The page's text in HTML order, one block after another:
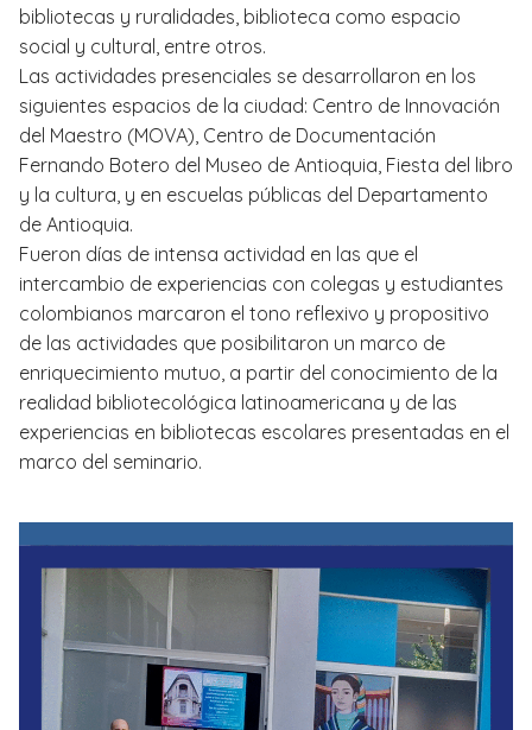
bibliotecas y ruralidades, biblioteca como espacio
social y cultural, entre otros.
Las actividades presenciales se desarrollaron en los
siguientes espacios de la ciudad: Centro de Innovación
del Maestro (MOVA), Centro de Documentación
Fernando Botero del Museo de Antioquia, Fiesta del libro
y la cultura, y en escuelas públicas del Departamento
de Antioquia.
Fueron días de intensa actividad en las que el
intercambio de experiencias con colegas y estudiantes
colombianos marcaron el tono reflexivo y propositivo
de las actividades que posibilitaron un marco de
enriquecimiento mutuo, a partir del conocimiento de la
realidad bibliotecológica latinoamericana y de las
experiencias en bibliotecas escolares presentadas en el
marco del seminario.